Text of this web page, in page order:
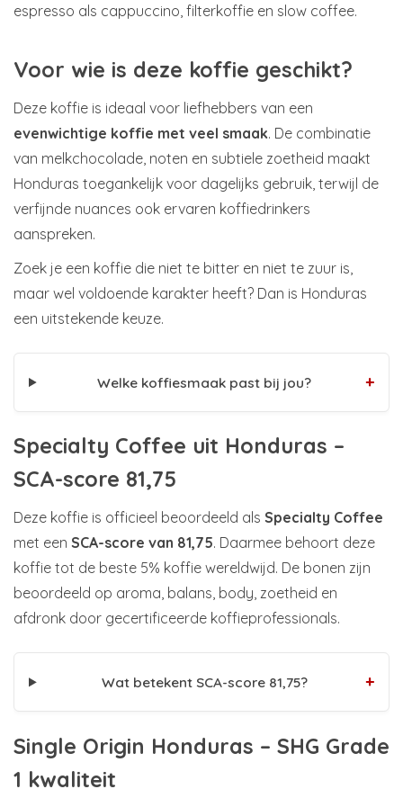
espresso als cappuccino, filterkoffie en slow coffee.
Voor wie is deze koffie geschikt?
Deze koffie is ideaal voor liefhebbers van een
evenwichtige koffie met veel smaak. De combinatie
van melkchocolade, noten en subtiele zoetheid maakt
Honduras toegankelijk voor dagelijks gebruik, terwijl de
verfijnde nuances ook ervaren koffiedrinkers
aanspreken.
Zoek je een koffie die niet te bitter en niet te zuur is,
maar wel voldoende karakter heeft? Dan is Honduras
een uitstekende keuze.
Welke koffiesmaak past bij jou? +
Specialty Coffee uit Honduras –
SCA-score 81,75
Deze koffie is officieel beoordeeld als Specialty Coffee
met een SCA-score van 81,75. Daarmee behoort deze
koffie tot de beste 5% koffie wereldwijd. De bonen zijn
beoordeeld op aroma, balans, body, zoetheid en
afdronk door gecertificeerde koffieprofessionals.
Wat betekent SCA-score 81,75? +
Single Origin Honduras – SHG Grade
1 kwaliteit